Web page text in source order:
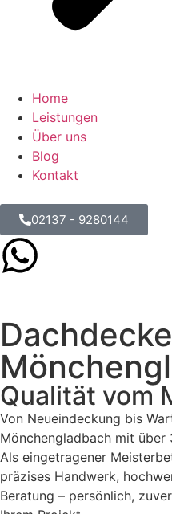
Home
Leistungen
Über uns
Blog
Kontakt
02137 - 9280144
Qualität vom
Von Neueindeckung bis
Mönchengladbach mit über
Als eingetragener
präzises Handwerk,
Beratung – persönlich,